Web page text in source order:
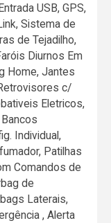
USB, GPS,
Sistema de
de Tejadilho,
Diurnos Em
Home, Jantes
c/
Eletricos,
Individual,
Patilhas
Comandos de
de
Laterais,
, Alerta